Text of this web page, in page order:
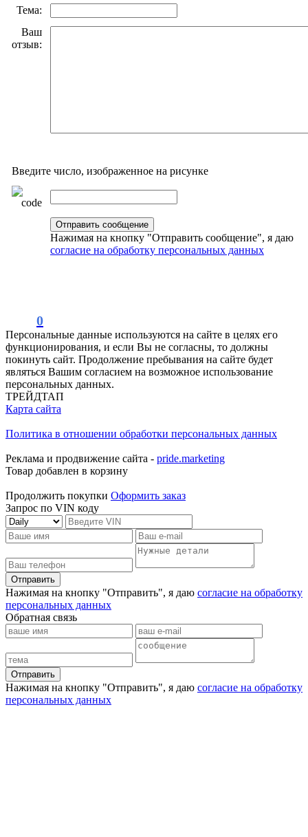
Тема:
Ваш
отзыв:
Введите число, изображенное на рисунке
Нажимая на кнопку "Отправить сообщение", я даю
согласие на обработку персональных данных
0
Персональные данные используются на сайте в целях его
функционирования, и если Вы не согласны, то должны
покинуть сайт. Продолжение пребывания на сайте будет
являться Вашим согласием на возможное использование
персональных данных.
ТРЕЙДТАП
Карта сайта
Политика в отношении обработки персональных данных
Реклама и продвижение сайта - pride.marketing
Товар добавлен в корзину
Продолжить покупки Оформить заказ
Запрос по VIN коду
Отправить
Нажимая на кнопку "Отправить", я даю согласие на обработку
персональных данных
Обратная связь
Отправить
Нажимая на кнопку "Отправить", я даю согласие на обработку
персональных данных